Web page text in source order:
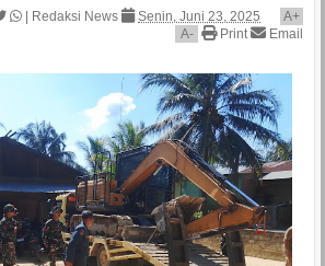
Redaksi News Senin, Juni 23, 2025 A+
A- Print Email